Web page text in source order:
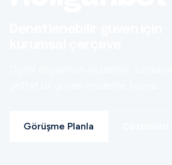
Görüşme Planla